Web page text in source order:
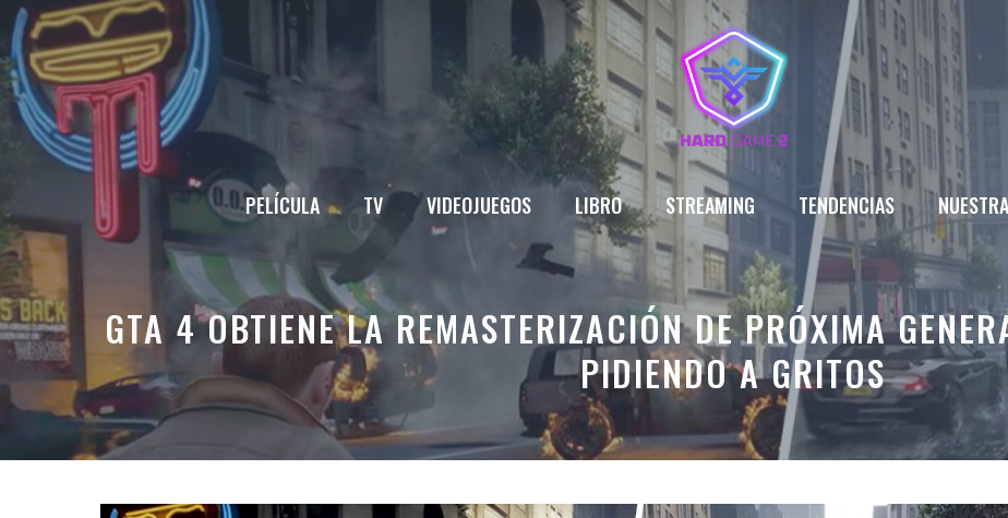
Saltar
al
contenido
PELÍCULA TV VIDEOJUEGOS LIBRO STREAMING TENDENCIAS
GTA 4 OBTIENE LA REMASTERIZACIÓN DE PRÓXIMA
PIDIENDO A GRITOS